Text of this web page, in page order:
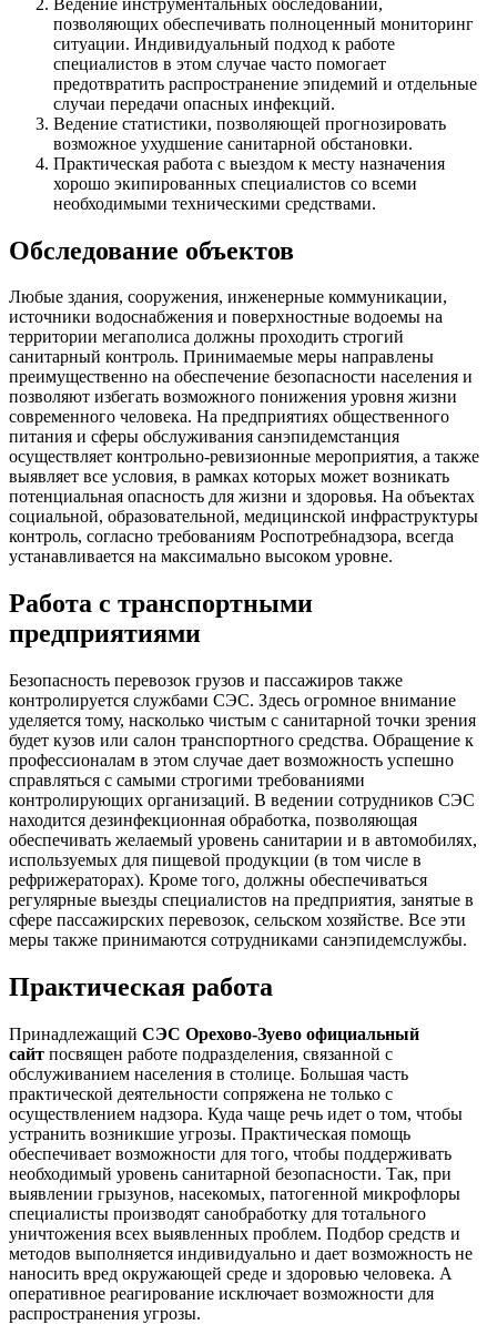
позволяющих обеспечивать полноценный мониторинг
ситуации. Индивидуальный подход к работе
специалистов в этом случае часто помогает
предотвратить распространение эпидемий и отдельные
случаи передачи опасных инфекций.
Ведение статистики, позволяющей прогнозировать
возможное ухудшение санитарной обстановки.
Практическая работа с выездом к месту назначения
хорошо экипированных специалистов со всеми
необходимыми техническими средствами.
Обследование объектов
Любые здания, сооружения, инженерные коммуникации,
источники водоснабжения и поверхностные водоемы на
территории мегаполиса должны проходить строгий
санитарный контроль. Принимаемые меры направлены
преимущественно на обеспечение безопасности населения и
позволяют избегать возможного понижения уровня жизни
современного человека. На предприятиях общественного
питания и сферы обслуживания санэпидемстанция
осуществляет контрольно-ревизионные мероприятия, а также
выявляет все условия, в рамках которых может возникать
потенциальная опасность для жизни и здоровья. На объектах
социальной, образовательной, медицинской инфраструктуры
контроль, согласно требованиям Роспотребнадзора, всегда
устанавливается на максимально высоком уровне.
Работа с транспортными
предприятиями
Безопасность перевозок грузов и пассажиров также
контролируется службами СЭС. Здесь огромное внимание
уделяется тому, насколько чистым с санитарной точки зрения
будет кузов или салон транспортного средства. Обращение к
профессионалам в этом случае дает возможность успешно
справляться с самыми строгими требованиями
контролирующих организаций. В ведении сотрудников СЭС
находится дезинфекционная обработка, позволяющая
обеспечивать желаемый уровень санитарии и в автомобилях,
используемых для пищевой продукции (в том числе в
рефрижераторах). Кроме того, должны обеспечиваться
регулярные выезды специалистов на предприятия, занятые в
сфере пассажирских перевозок, сельском хозяйстве. Все эти
меры также принимаются сотрудниками санэпидемслужбы.
Практическая работа
Принадлежащий СЭС Орехово-Зуево официальный
сайт посвящен работе подразделения, связанной с
обслуживанием населения в столице. Большая часть
практической деятельности сопряжена не только с
осуществлением надзора. Куда чаще речь идет о том, чтобы
устранить возникшие угрозы. Практическая помощь
обеспечивает возможности для того, чтобы поддерживать
необходимый уровень санитарной безопасности. Так, при
выявлении грызунов, насекомых, патогенной микрофлоры
специалисты производят санобработку для тотального
уничтожения всех выявленных проблем. Подбор средств и
методов выполняется индивидуально и дает возможность не
наносить вред окружающей среде и здоровью человека. А
оперативное реагирование исключает возможности для
распространения угрозы.